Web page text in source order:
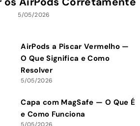
5/05/2026
AirPods a Piscar Vermelho —
O Que Significa e Como
Resolver
5/05/2026
Capa com MagSafe — O Que É
e Como Funciona